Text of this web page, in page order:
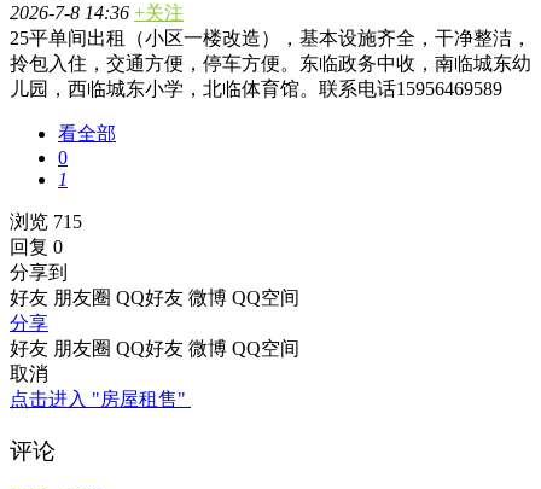
2026-7-8 14:36 +关注
25平单间出租（小区一楼改造），基本设施齐全，干净整洁，
拎包入住，交通方便，停车方便。东临政务中收，南临城东幼
儿园，西临城东小学，北临体育馆。联系电话15956469589
看全部
0
1
浏览 715
回复 0
分享到
好友 朋友圈 QQ好友 微博 QQ空间
分享
好友 朋友圈 QQ好友 微博 QQ空间
取消
点击进入 "房屋租售"
评论